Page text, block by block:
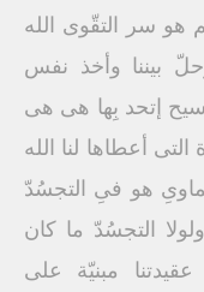
هو سر التقّوى الله
بيننا وأخذ نفس
إتحد بِها هى هى
أعطاها لنا الله
هو فىِ التجسُدّ
التجسُدّ ما كان
مبنيّة على